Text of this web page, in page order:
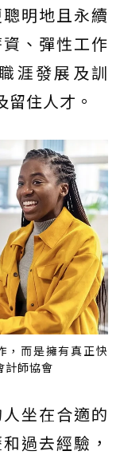
明地且永續
、彈性工作
涯發展及訓
住人才。
，而是擁有真正快
計師協會
坐在合適的
過去經驗，